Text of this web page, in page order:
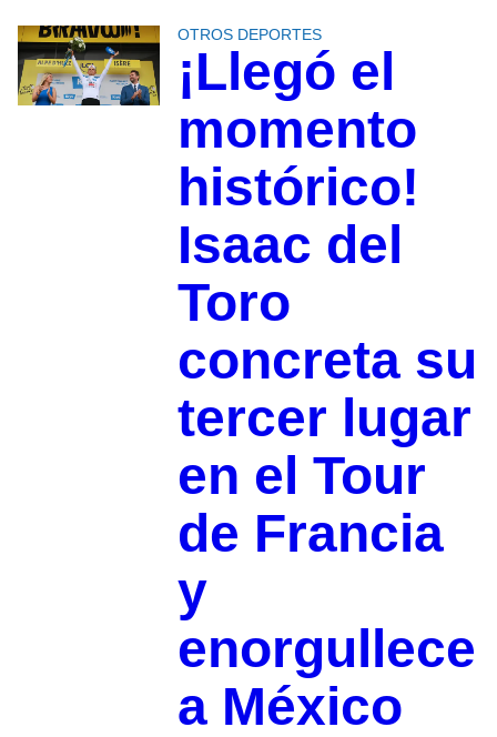
OTROS DEPORTES
¡Llegó el
momento
histórico!
Isaac del
Toro
concreta su
tercer lugar
en el Tour
de Francia
y
enorgullece
a México